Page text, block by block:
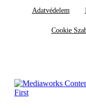
Adatvédelem
Cookie